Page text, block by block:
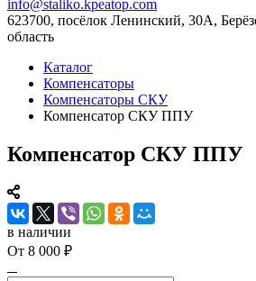
info@staliko.kpeatop.com
623700, посёлок Ленинский, 30А,
область
Каталог
Компенсаторы
Компенсаторы СКУ
Компенсатор СКУ ППУ
Компенсатор СКУ ППУ
в наличии
От 8 000 ₽